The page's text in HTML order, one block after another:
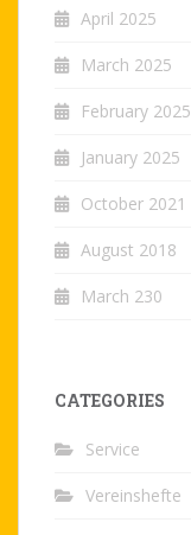
April 2025
March 2025
February 2025
January 2025
October 2021
August 2018
March 230
CATEGORIES
Service
Vereinshefte